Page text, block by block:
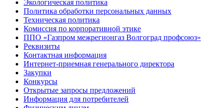
Экологическая политика
Политика обработки персональных данных
Техническая политика
Комиссия по корпоративной этике
ППО «Газпром межрегионгаз Волгоград профсоюз»
Реквизиты
Контактная информация
Интернет-приемная генерального директора
Закупки
Конкурсы
Открытые запросы предложений
Информация для потребителей